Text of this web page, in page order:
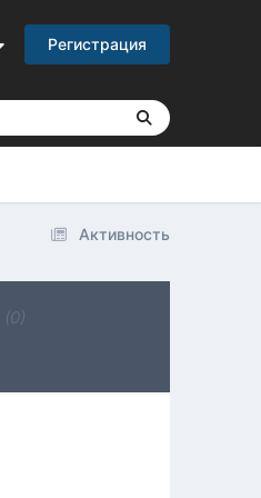
Регистрация
Активность
(0)